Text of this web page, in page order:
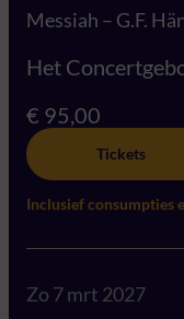
Messiah – G.F.
Het
€ 95,00
Tickets
Inclusief consumpties
Zo 7 mrt 2027